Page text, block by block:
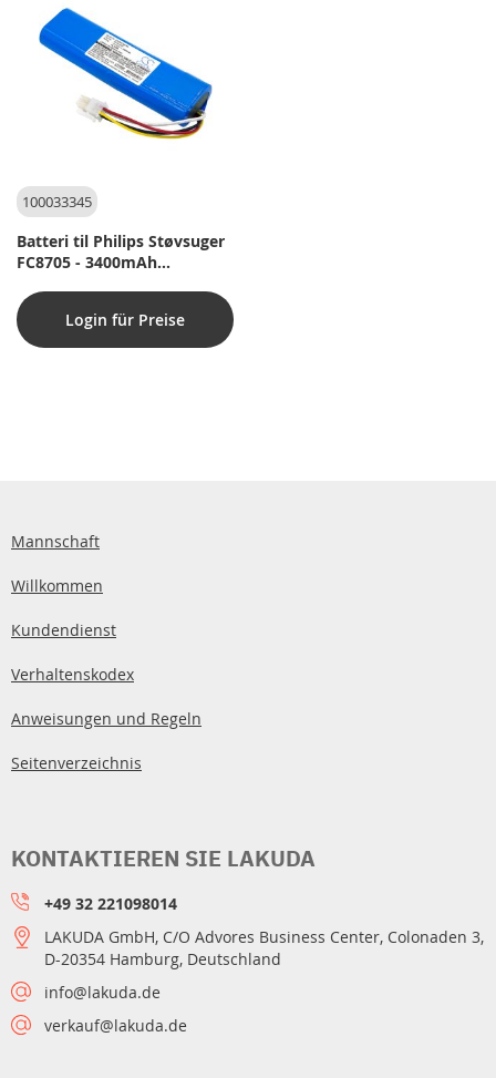
100033345
Batteri til Philips Støvsuger
FC8705 - 3400mAh
Login für Preise
Mannschaft
Willkommen
Kundendienst
Verhaltenskodex
Anweisungen und Regeln
Seitenverzeichnis
KONTAKTIEREN SIE LAKUDA
+49 32 221098014
LAKUDA GmbH, C/O Advores Business Center, Colonaden 3,
D-20354 Hamburg, Deutschland
info@lakuda.de
verkauf@lakuda.de